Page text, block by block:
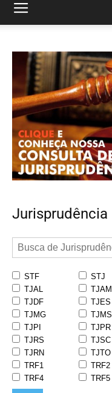
Jurisprudência
STF STJ
TJAL
TJAM
TJDF
TJES
TJMG
TJMS
TJPI
TJPR
TJRS
TJSC
TJRN
TJTO
TRF1
TRF2
TRF4
TRF5